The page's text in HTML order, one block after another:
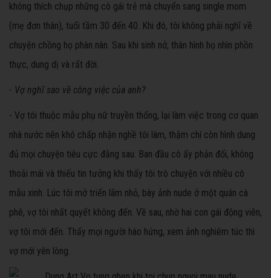
không thích chụp những cô gái trẻ mà chuyển sang single mom
(mẹ đơn thân), tuổi tầm 30 đến 40. Khi đó, tôi không phải nghĩ về
chuyện chồng họ phàn nàn. Sau khi sinh nở, thân hình họ nhìn phồn
thực, dung dị và rất đời.
- Vợ nghĩ sao về công việc của anh?
- Vợ tôi thuộc mẫu phụ nữ truyền thống, lại làm việc trong cơ quan
nhà nước nên khó chấp nhận nghề tôi làm, thậm chí còn hình dung
đủ mọi chuyện tiêu cực đằng sau. Ban đầu cô ấy phản đối, không
thoải mái và thiếu tin tưởng khi thấy tôi trò chuyện với nhiều cô
mẫu xinh. Lúc tôi mở triển lãm nhỏ, bày ảnh nude ở một quán cà
phê, vợ tôi nhất quyết không đến. Về sau, nhờ hai con gái động viên,
vợ tôi mới đến. Thấy mọi người hào hứng, xem ảnh nghiêm túc thì
vợ mới yên lòng.